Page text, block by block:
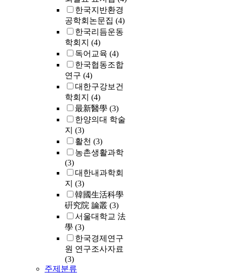
한국지반환경
공학회논문집 (4)
한국리듬운동
학회지 (4)
독어교육 (4)
한국협동조합
연구 (4)
대한구강보건
학회지 (4)
最新醫學 (3)
한양의대 학술
지 (3)
활천 (3)
농촌생활과학
(3)
대한내과학회
지 (3)
韓國生活科學
硏究院 論叢 (3)
서울대학교 法
學 (3)
한국경제연구
원 연구조사자료
(3)
주제분류